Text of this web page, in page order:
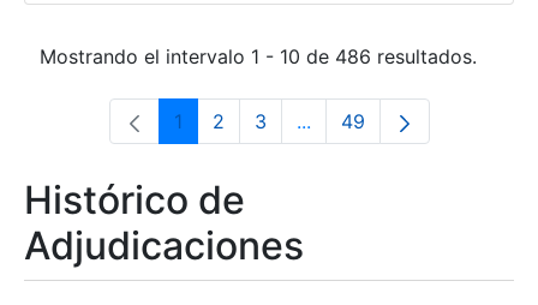
Mostrando el intervalo 1 - 10 de 486 resultados.
Página
1 Página
2 Página
3 ...Páginas intermedias Use
Página
49
Histórico de
Adjudicaciones